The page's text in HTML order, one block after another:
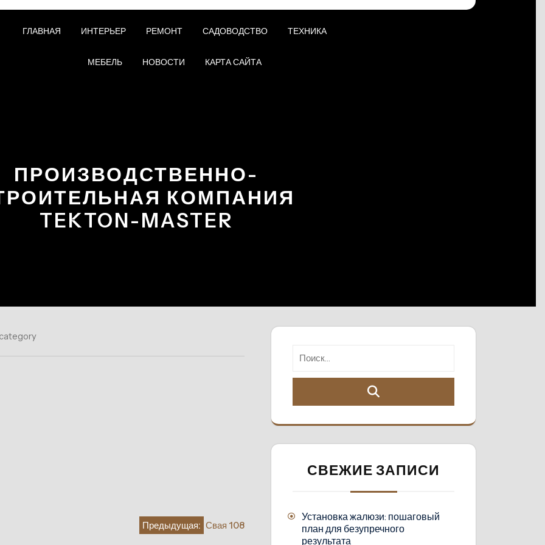
ГЛАВНАЯ ИНТЕРЬЕР РЕМОНТ САДОВОДСТВО ТЕХНИКА
МЕБЕЛЬ НОВОСТИ КАРТА САЙТА
ПРОИЗВОДСТВЕННО-
КОМПАНИЯ
TEKTON-MASTER
Предыдущая: Свая 108
СВЕЖИЕ ЗАПИСИ
Установка жалюзи: пошаговый
план для безупречного
результата